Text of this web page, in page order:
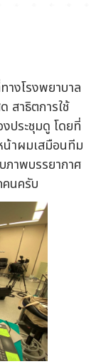
างโรงพยาบาล
สาธิตการใช้
ประชุมดู โดยที่
น้าผมเสมือนทีม
ภาพบรรยากาศ
นครับ